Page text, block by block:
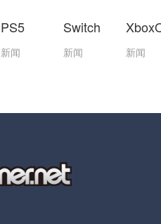
PS5
新闻
Switch
新闻 新闻